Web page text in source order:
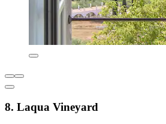
8. Laqua Vineyard